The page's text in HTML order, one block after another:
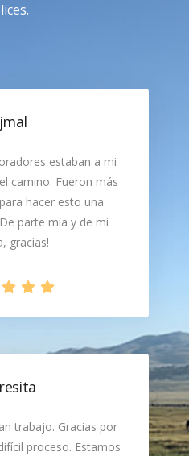
estaban a mi
camino. Fueron más
hacer esto una
parte mía y de mi
gracias!
trabajo. Gracias por
proceso. Estamos